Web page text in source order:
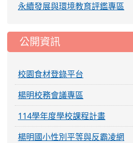
永續發展與環境教育評鑑專區
公開資訊
校園食材登錄平台
楊明校務會議專區
114學年度學校課程計畫
楊明國小性別平等與反霸凌網